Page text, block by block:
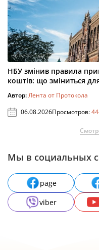
НБУ змінив правила
коштів: що зміниться
Автор:Лента от Протокола
06.08.2026Просмотров:
Мы в социальных
page
viber